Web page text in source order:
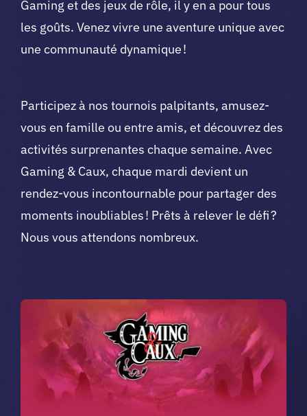
Gaming et des jeux de rôle, il y en a pour tous
les goûts. Venez vivre une aventure unique avec
une communauté dynamique !
Participez à nos tournois palpitants, amusez-
vous en famille ou entre amis, et découvrez des
activités surprenantes chaque semaine. Avec
Gaming & Caux, chaque mardi devient un
rendez-vous incontournable pour partager des
moments inoubliables ! Prêts à relever le défi ?
Nous vous attendons nombreux.